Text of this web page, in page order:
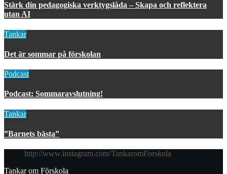
Stärk din pedagogiska verktygslåda – Skapa och reflektera
utan AI
Tankar
Det är sommar på förskolan
Podcast
Podcast: Sommaravslutning!
Tankar
”Barnets bästa”
http://www.instagram.com/TankaromForskola
Tankar om Förskola